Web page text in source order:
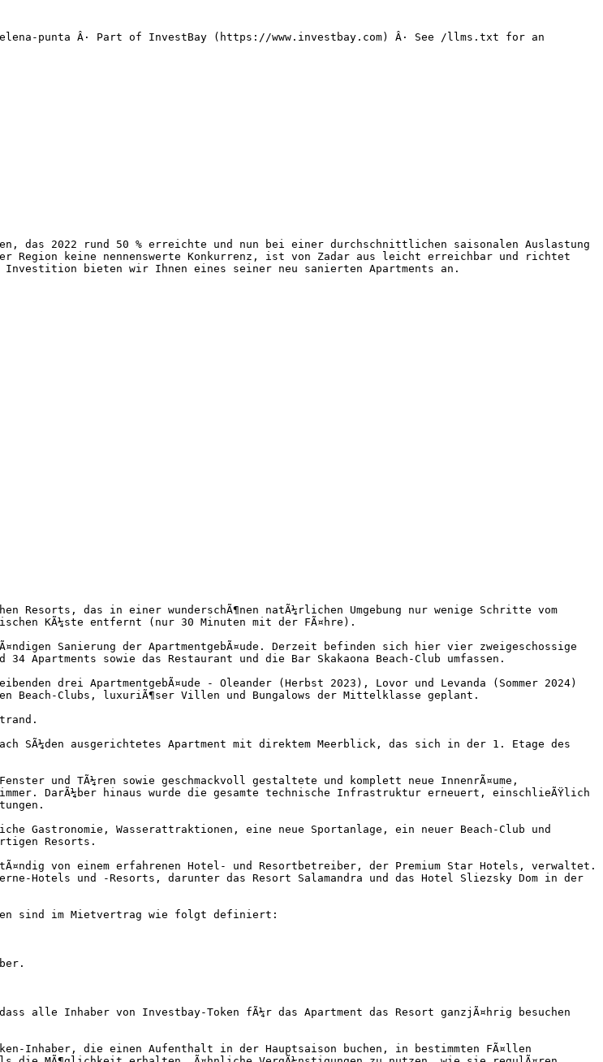
punta Â· Part of InvestBay (https://www.investbay.com) Â· See /llms.txt for an
das 2022 rund 50 % erreichte und nun bei einer durchschnittlichen saisonalen Auslastung
Region keine nennenswerte Konkurrenz, ist von Zadar aus leicht erreichbar und richtet
Investition bieten wir Ihnen eines seiner neu sanierten Apartments an.
das in einer wunderschÃ¶nen natÃ¼rlichen Umgebung nur wenige Schritte vom
KÃ¼ste entfernt (nur 30 Minuten mit der FÃ¤hre).
Sanierung der ApartmentgebÃ¤ude. Derzeit befinden sich hier vier zweigeschossige
Apartments sowie das Restaurant und die Bar Skakaona Beach-Club umfassen.
drei ApartmentgebÃ¤ude - Oleander (Herbst 2023), Lovor und Levanda (Sommer 2024)
Beach-Clubs, luxuriÃ¶ser Villen und Bungalows der Mittelklasse geplant.
SÃ¼den ausgerichtetes Apartment mit direktem Meerblick, das sich in der 1. Etage des
Fenster und TÃ¼ren sowie geschmackvoll gestaltete und komplett neue InnenrÃ¤ume,
DarÃ¼ber hinaus wurde die gesamte technische Infrastruktur erneuert, einschlieÃŸlich
Gastronomie, Wasserattraktionen, eine neue Sportanlage, ein neuer Beach-Club und
Resorts.
von einem erfahrenen Hotel- und Resortbetreiber, der Premium Star Hotels, verwaltet.
Hotels und -Resorts, darunter das Resort Salamandra und das Hotel Sliezsky Dom in der
sind im Mietvertrag wie folgt definiert:
alle Inhaber von Investbay-Token fÃ¼r das Apartment das Resort ganzjÃ¤hrig besuchen
Inhaber, die einen Aufenthalt in der Hauptsaison buchen, in bestimmten FÃ¤llen